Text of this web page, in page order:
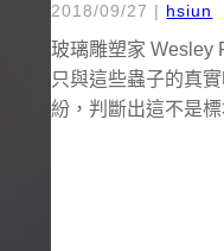
2018/09/27 | hsiun
玻璃雕塑家 Wesley
只與這些蟲子的真
紛，判斷出這不是